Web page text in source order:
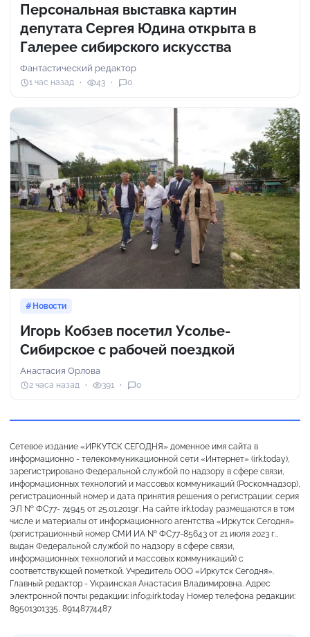
Персональная выставка картин
депутата Сергея Юдина открыта в
Галерее сибирского искусства
Фантастический редактор
1 час назад 43 0
Новости
Игорь Кобзев посетил Усолье-
Сибирское с рабочей поездкой
Анастасия Орлова
2 часа назад 391 0
Сетевое издание «ИРКУТСК СЕГОДНЯ» доменное имя сайта в
информационно - телекоммуникационной сети «Интернет» (irk.today),
зарегистрировано Федеральной службой по надзору в сфере связи,
информационных технологий и массовых коммуникаций (Роскомнадзор),
регистрационный номер и дата принятия решения о регистрации: серия
ЭЛ № ФС77- 74945 от 25.01.2019г. На сайте irk.today размещаются в том
числе и материалы от информационного агентства «Иркутск Сегодня»
(регистрационный номер СМИ ИА № ФС77-85643 от 21 июля 2023 г.,
выдан Федеральной службой по надзору в сфере связи,
информационных технологий и массовых коммуникаций) с
соответствующей пометкой. Учредитель ООО «Иркутск Сегодня».
Главный редактор - Украинская Анастасия Владимировна. Адрес
электронной почты редакции: info@irk.today Номер телефона редакции:
89501301335, 89148774487